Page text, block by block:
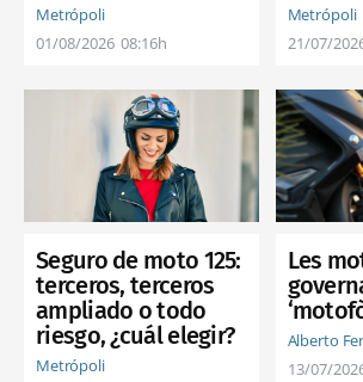
Metrópoli
01/08/2026 08:16h
Metrópoli
21/07/
Seguro de moto 125:
terceros, terceros
ampliado o todo
riesgo, ¿cuál elegir?
Metrópoli
Les
Alberto
13/07/